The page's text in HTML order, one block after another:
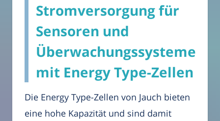
Stromversorgung für
Sensoren und
Überwachungssysteme
mit Energy Type-Zellen
Die Energy Type-Zellen von Jauch bieten
eine hohe Kapazität und sind damit